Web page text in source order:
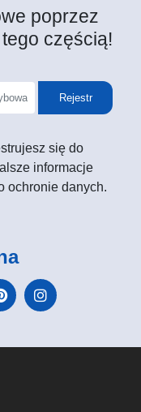
poprzez
częścią!
Rejestr
się do
informacje
ochronie danych.